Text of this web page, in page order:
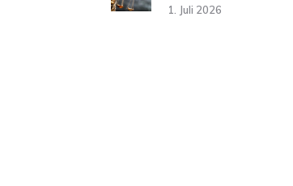
1. Juli 2026